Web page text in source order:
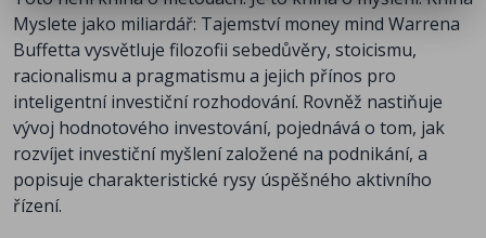
Myslete jako miliardář: Tajemství money mind Warrena
Buffetta vysvětluje filozofii sebedůvěry, stoicismu,
racionalismu a pragmatismu a jejich přínos pro
inteligentní investiční rozhodování. Rovněž nastiňuje
vývoj hodnotového investování, pojednává o tom, jak
rozvíjet investiční myšlení založené na podnikání, a
popisuje charakteristické rysy úspěšného aktivního
řízení.